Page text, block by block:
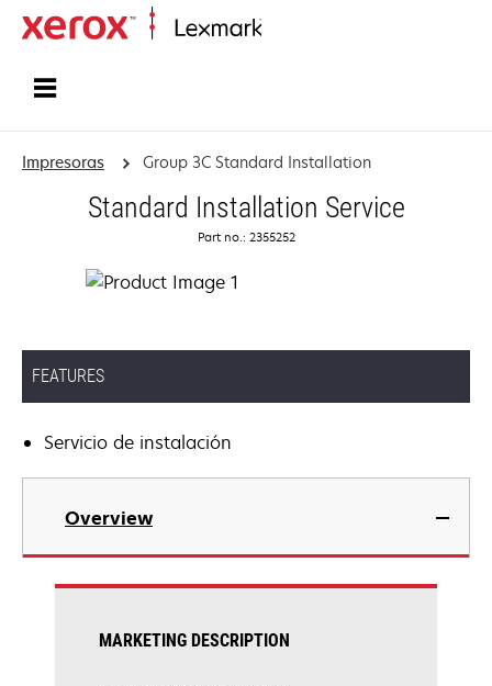
Impresoras Group 3C Standard Installation
Standard Installation Service
Part no.: 2355252
FEATURES
Servicio de instalación
Overview
MARKETING DESCRIPTION